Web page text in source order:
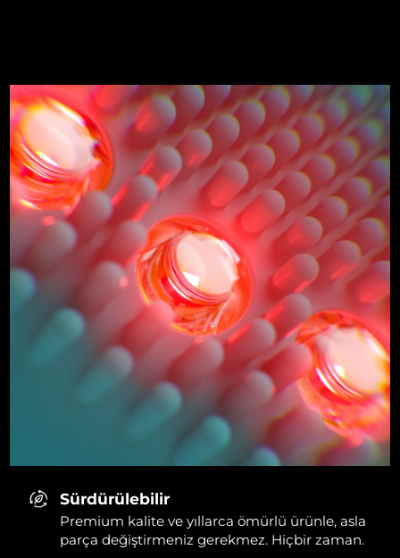
Sürdürülebilir
Premium kalite ve yıllarca ömürlü ürünle, asla
parça değiştirmeniz gerekmez. Hiçbir zaman.